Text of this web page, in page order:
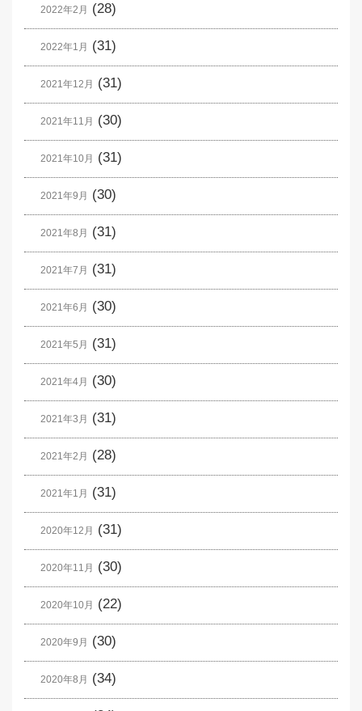
2022年2月 (28)
2022年1月 (31)
2021年12月 (31)
2021年11月 (30)
2021年10月 (31)
2021年9月 (30)
2021年8月 (31)
2021年7月 (31)
2021年6月 (30)
2021年5月 (31)
2021年4月 (30)
2021年3月 (31)
2021年2月 (28)
2021年1月 (31)
2020年12月 (31)
2020年11月 (30)
2020年10月 (22)
2020年9月 (30)
2020年8月 (34)